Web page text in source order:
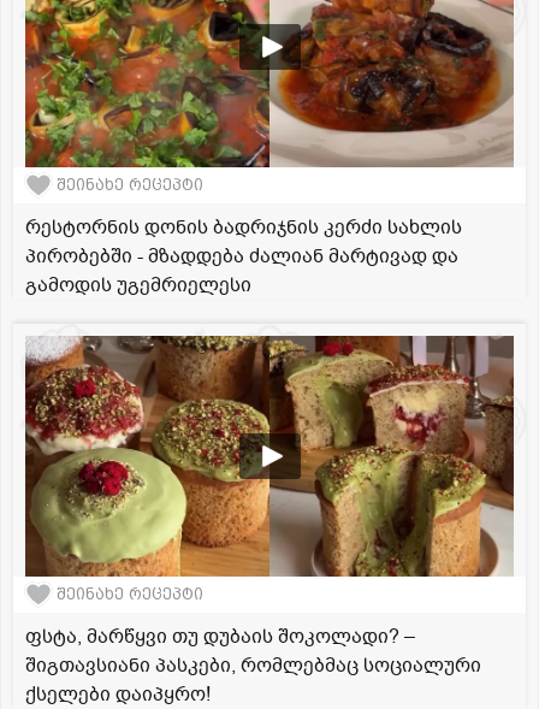
შეინახე რეცეპტი
რესტორნის დონის ბადრიჯნის კერძი სახლის
პირობებში - მზადდება ძალიან მარტივად და
გამოდის უგემრიელესი
შეინახე რეცეპტი
ფსტა, მარწყვი თუ დუბაის შოკოლადი? –
შიგთავსიანი პასკები, რომლებმაც სოციალური
ქსელები დაიპყრო!